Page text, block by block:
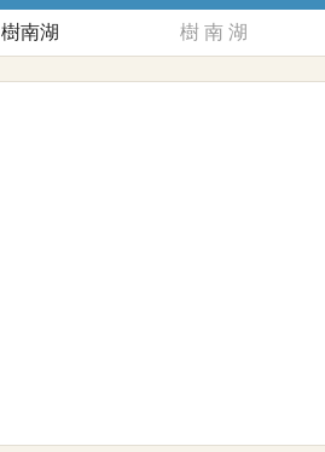
樹南湖 樹 南 湖